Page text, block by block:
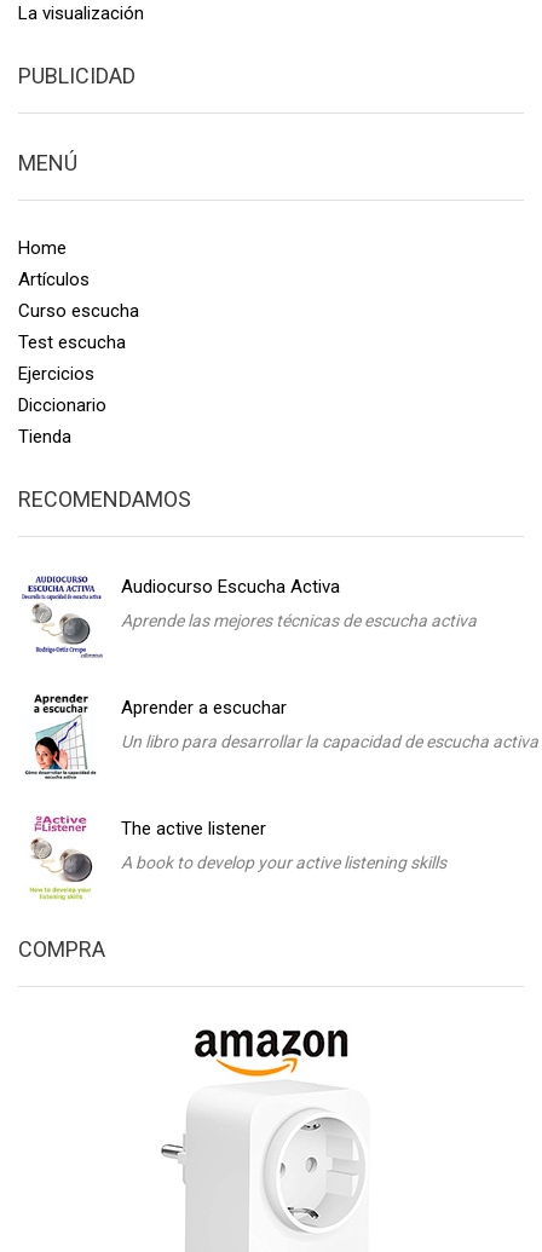
La visualización
PUBLICIDAD
MENÚ
Home
Artículos
Curso escucha
Test escucha
Ejercicios
Diccionario
Tienda
RECOMENDAMOS
Audiocurso Escucha Activa
Aprende las mejores técnicas de escucha activa
Aprender a escuchar
Un libro para desarrollar la capacidad de escucha activa
The active listener
A book to develop your active listening skills
COMPRA